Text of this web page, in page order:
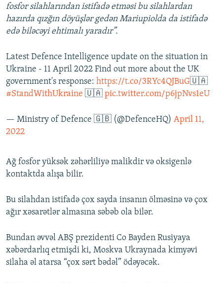
fosfor silahlarından istifadə etməsi bu silahlardan
hazırda qızğın döyüşlər gedən Mariupiolda da istifadə
edə biləcəyi ehtimalı yaradır”.
Latest Defence Intelligence update on the situation in
Ukraine - 11 April 2022 Find out more about the UK
government's response: https://t.co/3RYc4QJBuG🇺🇦
#StandWithUkraine 🇺🇦 pic.twitter.com/p6jpNvs1eU
— Ministry of Defence 🇬🇧 (@DefenceHQ) April 11,
2022
Ağ fosfor yüksək zəhərliliyə malikdir və oksigenlə
kontaktda alışa bilir.
Bu silahdan istifadə çox sayda insanın ölməsinə və çox
ağır xəsarətlər almasına səbəb ola bilər.
Bundan əvvəl ABŞ prezidenti Co Bayden Rusiyaya
xəbərdarlıq etmişdi ki, Moskva Ukraynada kimyəvi
silaha əl atarsa “çox sərt bədəl” ödəyəcək.